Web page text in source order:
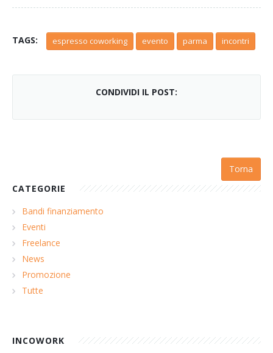
TAGS: espresso coworking evento parma incontri
CONDIVIDI IL POST:
Torna
CATEGORIE
Bandi finanziamento
Eventi
Freelance
News
Promozione
Tutte
INCOWORK